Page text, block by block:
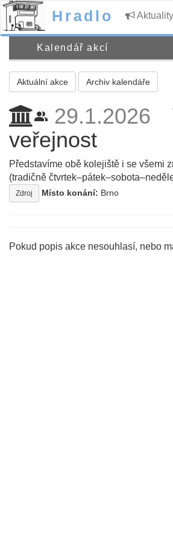
Hradlo Aktuality
Kalendář akcí
Aktuální akce Archiv kalendáře
people_alt 29.1.2026
veřejnost
Představíme obě kolejiště i se všemi
(tradičně
Zdroj Místo konání: Brno
Pokud popis akce nesouhlasí, nebo